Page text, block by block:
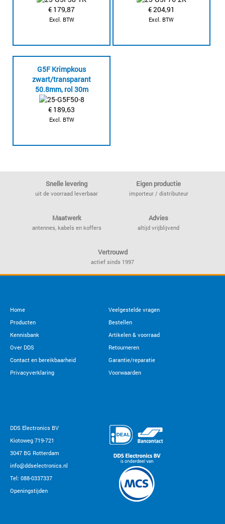
€ 179,87
Excl. BTW
€204,91
Excl. BTW
G5F Krimpkous
zwart/transparant
50.8mm, rol 30m
€ 189,63
Excl. BTW
Snelle levering
uit de voorraad leverbaar
Eigen productie
importeur / distributeur
Maatwerk
antennes, kabels en koffers
Advies
altijd vrijblijvend
Vertrouwd
actief sinds 1997
Home
Producten
Kennisbank
Over DDS
Contact en bereikbaarheid
Privacyverklaring
Veelgestelde vragen
Bestellen
Artikelen & voorraad
Retourneren
Garantie/reparatie
Voorwaarden
DDS Electronics BV
Kiotoweg 719-721
3047 BG Rotterdam
info@ddselectronics.nl
Tel: 088-0337337
Openingstijden